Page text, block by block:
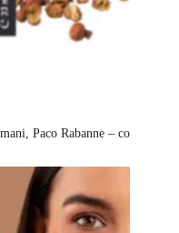
Paco Rabanne – co